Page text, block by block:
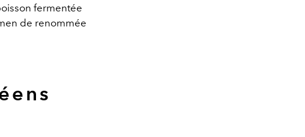
fermentée
de renommée